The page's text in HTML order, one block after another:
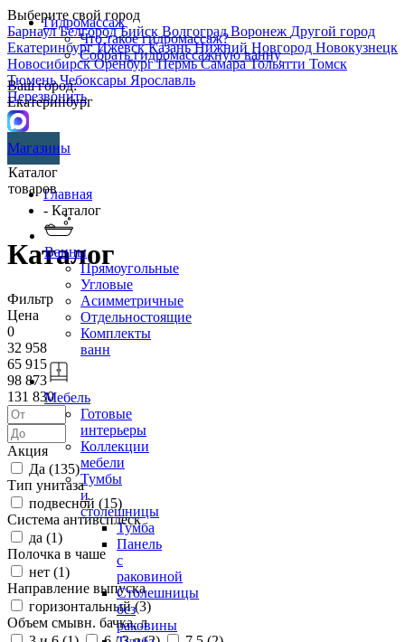
Выберите свой город
БарнаулБелгородБийск ВолгоградВоронеж Другой город
ЕкатеринбургИжевскКазаньНижний Новгород Новокузнецк
НовосибирскОренбургПермьСамараТольятти Томск
ТюменьЧебоксары Ярославль
Перезвонить
Гидромассаж
Что такое гидромассаж?
Собрать гидромассажную ванну
Ваш город:
Екатеринбург
Магазины
Каталог
товаров
Ванны
Прямоугольные
Угловые
Асимметричные
Отдельностоящие
Комплекты
ванн
Мебель
Готовые
интерьеры
Коллекции
мебели
Тумбы
и
столешницы
Тумба
Панель
с
раковиной
Столешницы
без
раковины
Главная
- Каталог
Каталог
Фильтр
Цена
0
32 958
65 915
98 873
131 830
Акция
Да (135)
Тип унитаза
подвесной (15)
Система антивсплеск
да (1)
Полочка в чаше
нет (1)
Направление выпуска
горизонтальный (3)
Объем смывн. бачка, л